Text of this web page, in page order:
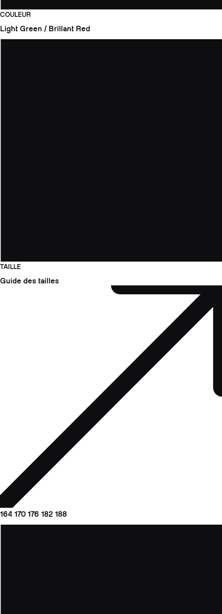
COULEUR
Light Green / Brillant Red
TAILLE
Guide des tailles
164 170 176 182 188